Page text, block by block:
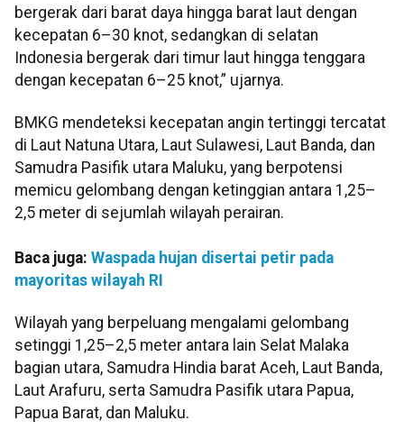
bergerak dari barat daya hingga barat laut dengan
kecepatan 6–30 knot, sedangkan di selatan
Indonesia bergerak dari timur laut hingga tenggara
dengan kecepatan 6–25 knot,” ujarnya.
BMKG mendeteksi kecepatan angin tertinggi tercatat
di Laut Natuna Utara, Laut Sulawesi, Laut Banda, dan
Samudra Pasifik utara Maluku, yang berpotensi
memicu gelombang dengan ketinggian antara 1,25–
2,5 meter di sejumlah wilayah perairan.
Baca juga: Waspada hujan disertai petir pada
mayoritas wilayah RI
Wilayah yang berpeluang mengalami gelombang
setinggi 1,25–2,5 meter antara lain Selat Malaka
bagian utara, Samudra Hindia barat Aceh, Laut Banda,
Laut Arafuru, serta Samudra Pasifik utara Papua,
Papua Barat, dan Maluku.